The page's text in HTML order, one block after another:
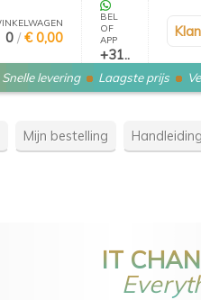
0 / € 0,00
BEL
OF
APP
+31..
Snelle levering Laagste prijs
Mijn bestelling Handleiding
IT